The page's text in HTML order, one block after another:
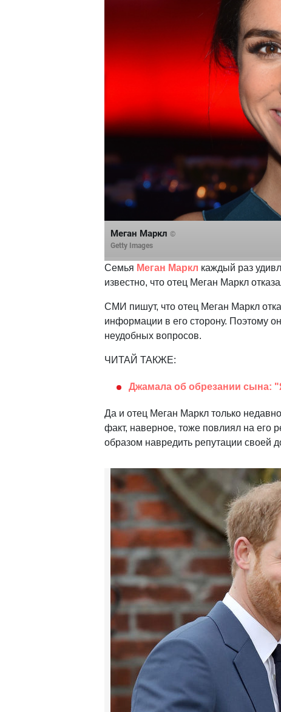
Меган Маркл ©
Getty Images
Семья Меган Маркл каждый раз
известно, что отец Меган Маркл
СМИ пишут, что отец Меган Маркл
информации в его сторону. Поэтому
неудобных вопросов.
ЧИТАЙ ТАКЖЕ:
Джамала об обрезании сына:
Да и отец Меган Маркл только
факт, наверное, тоже повлиял на его
образом навредить репутации своей